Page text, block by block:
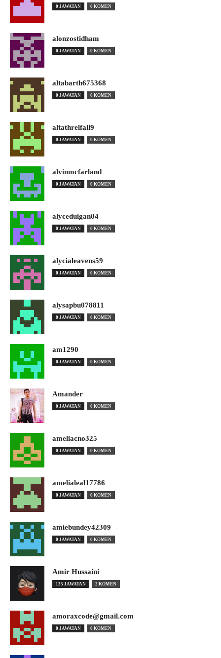
0 JAWATAN 0 KOMEN
alonzostidham
0 JAWATAN 0 KOMEN
altabarth675368
0 JAWATAN 0 KOMEN
altathrelfall9
0 JAWATAN 0 KOMEN
alvinmcfarland
0 JAWATAN 0 KOMEN
alyceduigan04
0 JAWATAN 0 KOMEN
alycialeavens59
0 JAWATAN 0 KOMEN
alysapbu078811
0 JAWATAN 0 KOMEN
am1290
0 JAWATAN 0 KOMEN
Amander
0 JAWATAN 0 KOMEN
ameliacno325
0 JAWATAN 0 KOMEN
amelialeal17786
0 JAWATAN 0 KOMEN
amiebundey42309
0 JAWATAN 0 KOMEN
Amir Hussaini
135 JAWATAN 2 KOMEN
amoraxcode@gmail.com
0 JAWATAN 0 KOMEN